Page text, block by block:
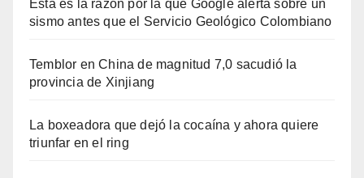
Esta es la razón por la que Google alerta sobre un
sismo antes que el Servicio Geológico Colombiano
Temblor en China de magnitud 7,0 sacudió la
provincia de Xinjiang
La boxeadora que dejó la cocaína y ahora quiere
triunfar en el ring​